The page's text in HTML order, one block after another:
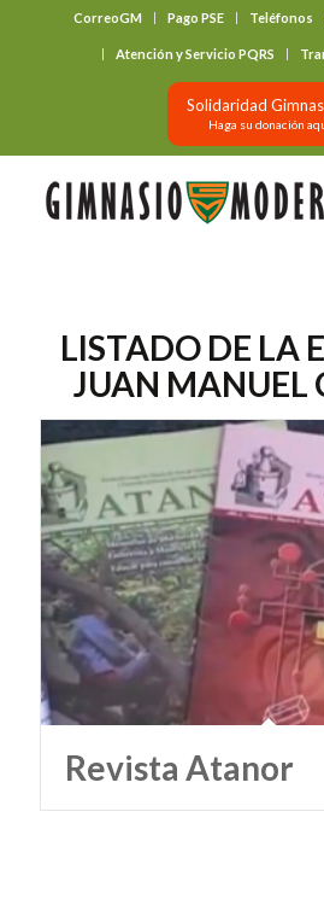
CorreoGM Pago PSE Teléfonos
Atención y Servicio PQRS
Solidaridad
Haga su donación
LISTADO DE LA
JUAN MANUEL
Revista Atanor